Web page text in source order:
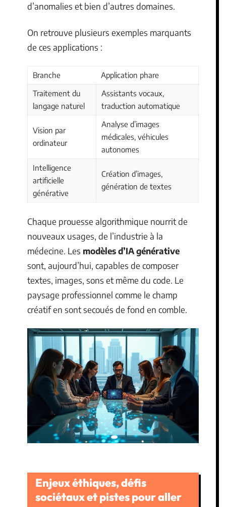
d’anomalies et bien d’autres domaines.
On retrouve plusieurs exemples marquants
de ces applications :
Branche
Application phare
Traitement du
langage naturel
Assistants vocaux,
traduction automatique
Vision par
ordinateur
Analyse d’images
médicales, véhicules
autonomes
Intelligence
artificielle
générative
Création d’images,
génération de textes
Chaque prouesse algorithmique nourrit de
nouveaux usages, de l’industrie à la
médecine. Les modèles d’IA générative
sont, aujourd’hui, capables de composer
textes, images, sons et même du code. Le
paysage professionnel comme le champ
créatif en sont secoués de fond en comble.
Enjeux éthiques, défis
sociétaux et pistes pour aller